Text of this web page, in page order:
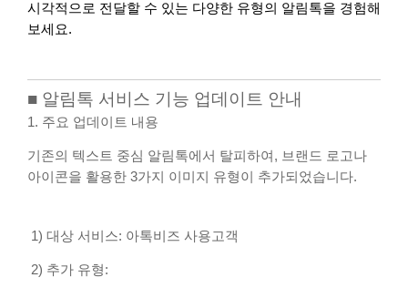
시각적으로 전달할 수 있는 다양한 유형의 알림톡을 경험해
보세요.
■ 알림톡 서비스 기능 업데이트 안내
1. 주요 업데이트 내용
기존의 텍스트 중심 알림톡에서 탈피하여, 브랜드 로고나
아이콘을 활용한 3가지 이미지 유형이 추가되었습니다.
1) 대상 서비스: 아톡비즈 사용고객
2) 추가 유형: